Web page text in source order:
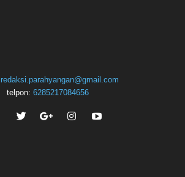
redaksi.parahyangan@gmail.com
telpon: 6285217084656